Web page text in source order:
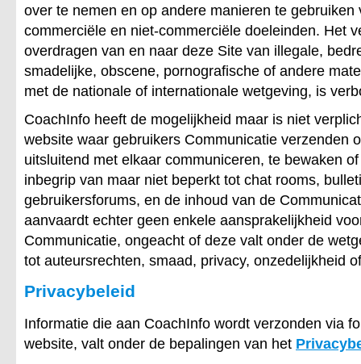
over te nemen en op andere manieren te gebruiken
commerciële en niet-commerciële doeleinden. Het
overdragen van en naar deze Site van illegale,
smadelijke, obscene, pornografische of andere
met de nationale of internationale wetgeving, is
CoachInfo heeft de mogelijkheid maar is niet
website waar gebruikers Communicatie verzenden
uitsluitend met elkaar communiceren, te bewaken
inbegrip van maar niet beperkt tot chat rooms,
gebruikersforums, en de inhoud van de
aanvaardt echter geen enkele aansprakelijkheid
Communicatie, ongeacht of deze valt onder de
tot auteursrechten, smaad, privacy, onzedelijkheid
Privacybeleid
Informatie die aan CoachInfo wordt verzonden via
website, valt onder de bepalingen van het